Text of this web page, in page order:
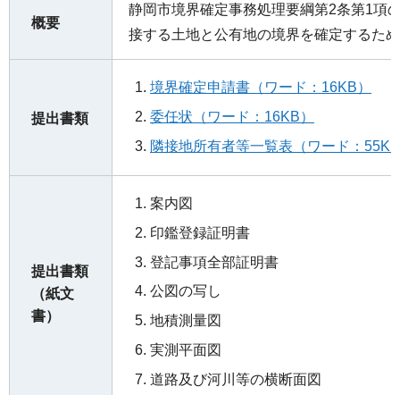
概要
静岡市境界確定事務処理要綱第2条第1項
接する土地と公有地の境界を確定するた
提出書類
境界確定申請書（ワード：16KB）
委任状（ワード：16KB）
隣接地所有者等一覧表（ワード：
提出書類
（紙文
書）
案内図
印鑑登録証明書
登記事項全部証明書
公図の写し
地積測量図
実測平面図
道路及び河川等の横断面図